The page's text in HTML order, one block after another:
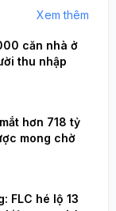
Xem thêm
căn nhà ở
thu nhập
hơn 718 tỷ
mong chờ
FLC hé lộ 13